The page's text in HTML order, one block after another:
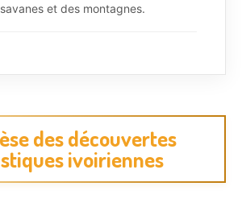
et des montagnes.
des découvertes
ivoiriennes